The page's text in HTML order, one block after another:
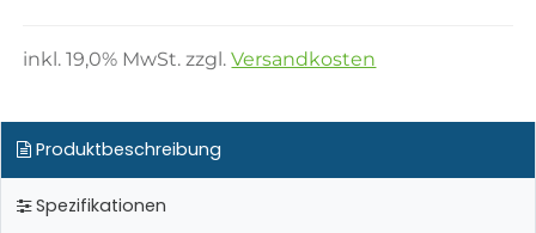
inkl.19,0% MwSt. zzgl.Versandkosten
Produktbeschreibung
Spezifikationen